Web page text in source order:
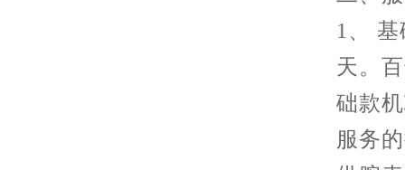
1、
天。
础款
服务